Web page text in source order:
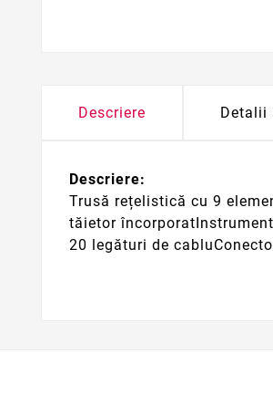
Descriere Detalii
Descriere:
Trusă rețelistică cu 9
tăietor
20 legături de